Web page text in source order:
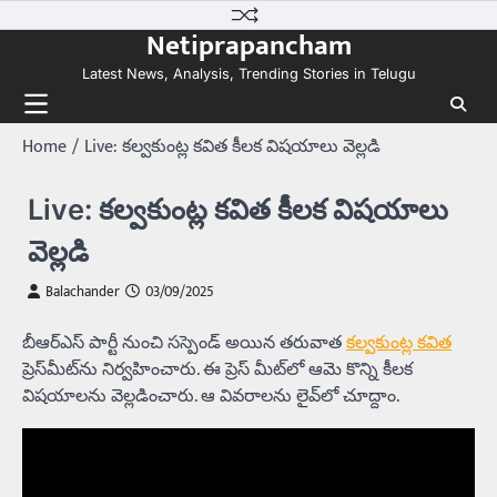
to
Netiprapancham
Latest News, Analysis, Trending Stories in Telugu
Home Live: కల్వకుంట్ల కవిత కీలక విషయాలు వెల్లడి
Live: కల్వకుంట్ల కవిత కీలక విషయాలు
వెల్లడి
Balachander 03/09/2025
బీఆర్ఎస్ పార్టీ నుంచి సస్పెండ్‌ అయిన తరువాతకల్వకుంట్ల కవిత
ప్రెస్‌మీట్‌ను నిర్వహించారు. ఈ ప్రెస్‌ మీట్‌లో ఆమె కొన్ని కీలక
విషయాలను వెల్లడించారు. ఆ వివరాలను లైవ్‌లో చూద్దాం.